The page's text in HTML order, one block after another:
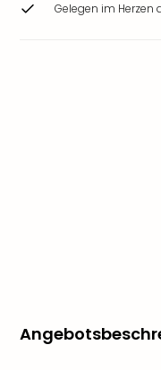
Gelegen im Herzen